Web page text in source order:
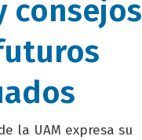
consejos
la UAM expresa su